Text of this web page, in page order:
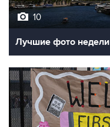
10
Лучшие фото недели